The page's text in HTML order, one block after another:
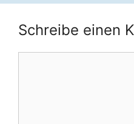
Schreibe einen